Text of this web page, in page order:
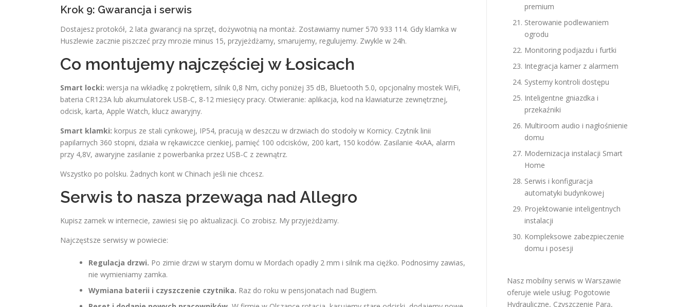
Krok 9: Gwarancja i serwis
Dostajesz protokół, 2 lata gwarancji na sprzęt, dożywotnią na montaż. Zostawiamy numer 570 933 114. Gdy klamka w
Huszlewie zacznie piszczeć przy mrozie minus 15, przyjeżdżamy, smarujemy, regulujemy. Zwykle w 24h.
Co montujemy najczęściej w Łosicach
Smart locki: wersja na wkładkę z pokrętłem, silnik 0,8 Nm, cichy poniżej 35 dB, Bluetooth 5.0, opcjonalny mostek WiFi,
bateria CR123A lub akumulatorek USB-C, 8-12 miesięcy pracy. Otwieranie: aplikacja, kod na klawiaturze zewnętrznej,
odcisk, karta, Apple Watch, klucz awaryjny.
Smart klamki: korpus ze stali cynkowej, IP54, pracują w deszczu w drzwiach do stodoły w Kornicy. Czytnik linii
papilarnych 360 stopni, działa w rękawiczce cienkiej, pamięć 100 odcisków, 200 kart, 150 kodów. Zasilanie 4xAA, alarm
przy 4,8V, awaryjne zasilanie z powerbanka przez USB-C z zewnątrz.
Wszystko po polsku. Żadnych kont w Chinach jeśli nie chcesz.
Serwis to nasza przewaga nad Allegro
Kupisz zamek w internecie, zawiesi się po aktualizacji. Co zrobisz. My przyjeżdżamy.
Najczęstsze serwisy w powiecie:
Regulacja drzwi. Po zimie drzwi w starym domu w Mordach opadły 2 mm i silnik ma ciężko. Podnosimy zawias,
nie wymieniamy zamka.
Wymiana baterii i czyszczenie czytnika. Raz do roku w pensjonatach nad Bugiem.
premium
Sterowanie podlewaniem
ogrodu
Monitoring podjazdu i furtki
Integracja kamer z alarmem
Systemy kontroli dostępu
Inteligentne gniazdka i
przekaźniki
Multiroom audio i nagłośnienie
domu
Modernizacja instalacji Smart
Home
Serwis i konfiguracja
automatyki budynkowej
Projektowanie inteligentnych
instalacji
Kompleksowe zabezpieczenie
domu i posesji
Nasz mobilny serwis w Warszawie
oferuje wiele usług: Pogotowie
Hydrauliczne, Czyszczenie Parą,